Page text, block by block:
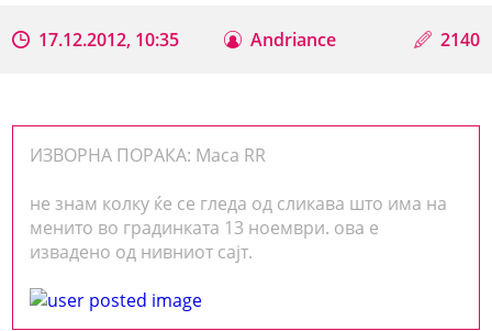
17.12.2012, 10:35 Andriance 2140
ИЗВОРНА ПОРАКА: Maca RR
не знам колку ќе се гледа од сликава што има на
менито во градинката 13 ноември. ова е
извадено од нивниот сајт.